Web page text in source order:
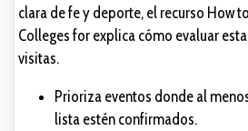
clara de fe y deporte, el recurso How
Colleges for explica cómo evaluar
visitas.
Prioriza eventos donde al
lista estén confirmados.